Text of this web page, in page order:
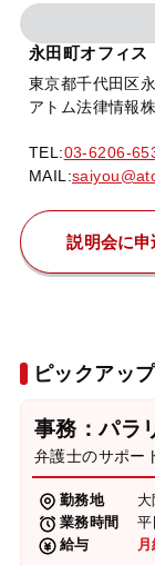
永田町オフィス
東京都千代田区
アトム法律情報
TEL:03-6206-
MAIL:
説明会に申
ピックアップ
事務：パラ
弁護士のサポー
勤務地
大
業務時間
平
給与